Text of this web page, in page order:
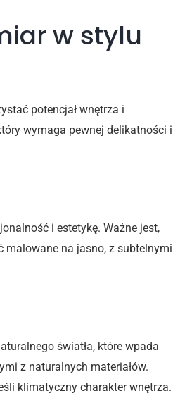
w stylu
potencjał wnętrza i
wymaga pewnej delikatności i
i estetykę. Ważne jest,
malowane na jasno, z subtelnymi
światła, które wpada
z naturalnych materiałów.
klimatyczny charakter wnętrza.